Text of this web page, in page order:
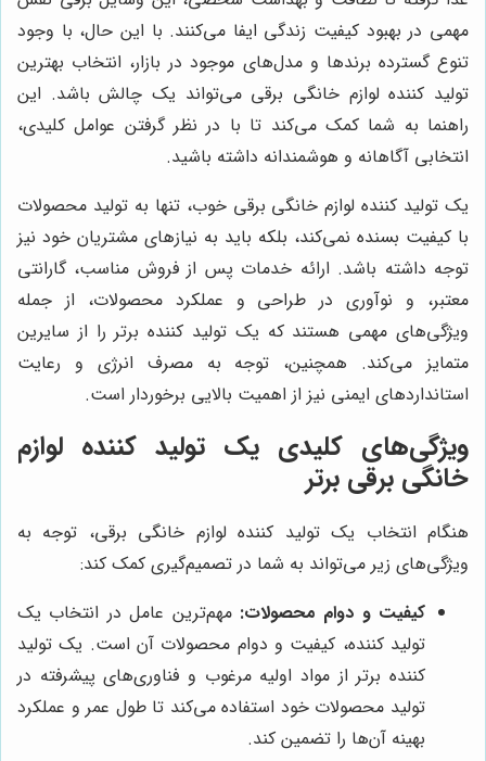
مهمی در بهبود کیفیت زندگی ایفا می‌کنند. با این حال، با وجود
تنوع گسترده برندها و مدل‌های موجود در بازار، انتخاب بهترین
تولید کننده لوازم خانگی برقی می‌تواند یک چالش باشد. این
راهنما به شما کمک می‌کند تا با در نظر گرفتن عوامل کلیدی،
انتخابی آگاهانه و هوشمندانه داشته باشید.
یک تولید کننده لوازم خانگی برقی خوب، تنها به تولید محصولات
با کیفیت بسنده نمی‌کند، بلکه باید به نیازهای مشتریان خود نیز
توجه داشته باشد. ارائه خدمات پس از فروش مناسب، گارانتی
معتبر، و نوآوری در طراحی و عملکرد محصولات، از جمله
ویژگی‌های مهمی هستند که یک تولید کننده برتر را از سایرین
متمایز می‌کند. همچنین، توجه به مصرف انرژی و رعایت
استانداردهای ایمنی نیز از اهمیت بالایی برخوردار است.
ویژگی‌های کلیدی یک تولید کننده لوازم
خانگی برقی برتر
هنگام انتخاب یک تولید کننده لوازم خانگی برقی، توجه به
ویژگی‌های زیر می‌تواند به شما در تصمیم‌گیری کمک کند:
کیفیت و دوام محصولات: مهم‌ترین عامل در انتخاب یک
تولید کننده، کیفیت و دوام محصولات آن است. یک تولید
کننده برتر از مواد اولیه مرغوب و فناوری‌های پیشرفته در
تولید محصولات خود استفاده می‌کند تا طول عمر و عملکرد
بهینه آن‌ها را تضمین کند.